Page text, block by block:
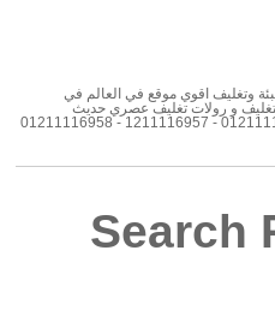
وتغليف اقوي موقع في العالم في
التغليف و رولات تغليف عصري حديث
Search